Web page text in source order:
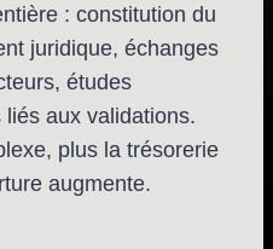
: constitution du
juridique, échanges
études
aux validations.
plus la trésorerie
augmente.